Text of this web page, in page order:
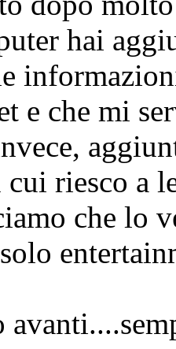
hai
e che mi
riesco a
che lo